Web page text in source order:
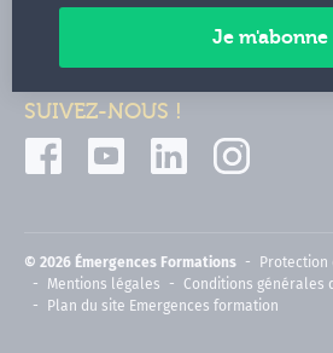
Paiements sécurisés
SUIVEZ-NOUS !
© 2026 Émergences Formations
Protection
Mentions légales
Conditions générales
Plan du site Emergences formation